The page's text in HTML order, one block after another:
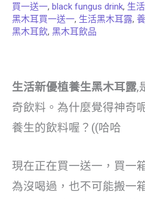
買一送一, black fungus drink, 生
黑木耳買一送一, 生活黑木耳露,
黑木耳飲, 黑木耳飲品
生活新優植養生黑木耳露,
奇飲料。為什麼覺得神奇
養生的飲料喔？((哈哈
現在正在買一送一，買一
為沒喝過，也不可能搬一